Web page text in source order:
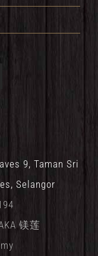
9, Taman Sri
Selangor
镁莲